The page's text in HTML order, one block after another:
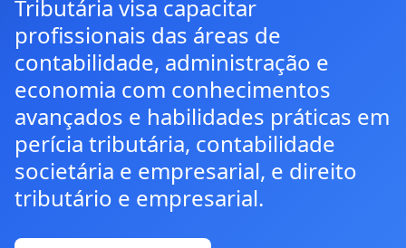
Tributária visa capacitar
profissionais das áreas de
contabilidade, administração e
economia com conhecimentos
avançados e habilidades práticas em
perícia tributária, contabilidade
societária e empresarial, e direito
tributário e empresarial.